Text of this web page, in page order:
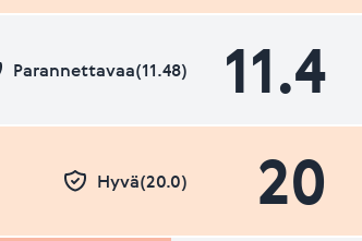
11.4
Parannettavaa(11.48)
20
Hyvä(20.0)